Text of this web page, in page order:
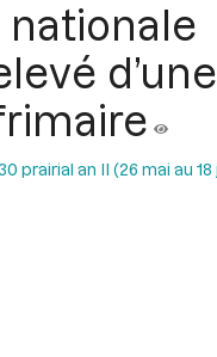
prairial an II (26 mai au 18